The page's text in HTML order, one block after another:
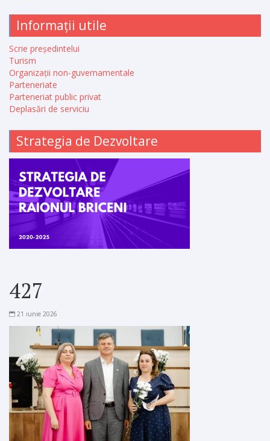
Informații utile
Scrie președintelui
Turism
Organizații non-guvernamentale
Parteneriate
Parteneriat public privat
Deplasări de serviciu
Strategia de Dezvoltare
427
21 iunie 2026